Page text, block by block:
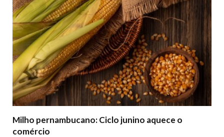
Milho pernambucano: Ciclo junino aquece o
comércio